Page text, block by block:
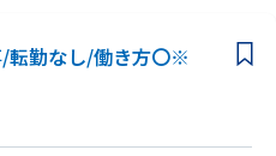
勤なし/働き方〇※